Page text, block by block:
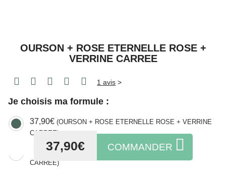
OURSON + ROSE ETERNELLE ROSE +
VERRINE CARREE
1 avis >
Je choisis ma formule :
37,90€ (OURSON + ROSE ETERNELLE ROSE + VERRINE
CARREE)
37,90€(OURSON + ROSE ETERNELLE BLEUE + VERRINE
CARREE)
37,90€ COMMANDER